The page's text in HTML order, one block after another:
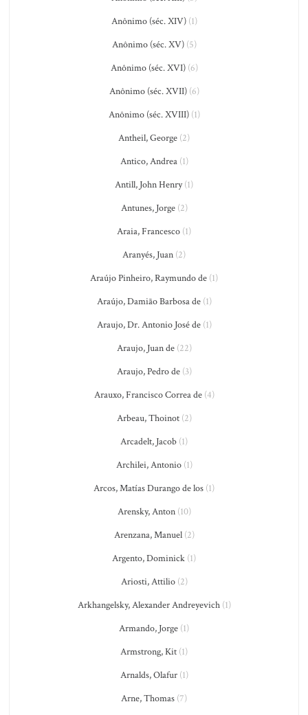
Anônimo (séc. XIV)(1)
Anônimo (séc. XV)(5)
Anônimo (séc. XVI)(6)
Anônimo (séc. XVII)(6)
Anônimo (séc. XVIII)(1)
Antheil, George (2)
Antico, Andrea(1)
Antill, John Henry(1)
Antunes, Jorge(2)
Araia, Francesco (1)
Aranyés, Juan (2)
Araújo Pinheiro, Raymundo de (1)
Araújo, Damião Barbosa de(1)
Araujo, Dr. Antonio José de(1)
Araujo, Juan de(22)
Araujo, Pedro de(3)
Arauxo, Francisco Correa de(4)
Arbeau, Thoinot(2)
Arcadelt, Jacob (1)
Archilei, Antonio(1)
Arcos, Matías Durango de los (1)
Arensky, Anton(10)
Arenzana, Manuel(2)
Argento, Dominick (1)
Ariosti, Attilio(2)
Arkhangelsky, Alexander Andreyevich(1)
Armando, Jorge (1)
Armstrong, Kit (1)
Arnalds, Olafur(1)
Arne, Thomas (7)